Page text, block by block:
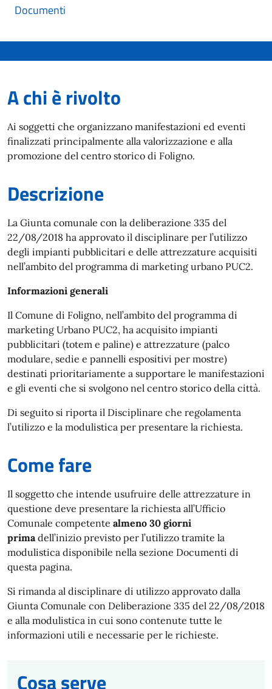
Documenti
A chi è rivolto
Ai soggetti che organizzano manifestazioni ed eventi
finalizzati principalmente alla valorizzazione e alla
promozione del centro storico di Foligno.
Descrizione
La Giunta comunale con la deliberazione 335 del
22/08/2018 ha approvato il disciplinare per l’utilizzo
degli impianti pubblicitari e delle attrezzature acquisiti
nell’ambito del programma di marketing urbano PUC2.
Informazioni generali
Il Comune di Foligno, nell’ambito del programma di
marketing Urbano PUC2, ha acquisito impianti
pubblicitari (totem e paline) e attrezzature (palco
modulare, sedie e pannelli espositivi per mostre)
destinati prioritariamente a supportare le manifestazioni
e gli eventi che si svolgono nel centro storico della città.
Di seguito si riporta il Disciplinare che regolamenta
l’utilizzo e la modulistica per presentare la richiesta.
Come fare
Il soggetto che intende usufruire delle attrezzature in
questione deve presentare la richiesta all’Ufficio
Comunale competente almeno 30 giorni
primadell’inizio previsto per l’utilizzo tramite la
modulistica disponibile nella sezione Documenti di
questa pagina.
Si rimanda al disciplinare di utilizzo approvato dalla
Giunta Comunale con Deliberazione 335 del 22/08/2018
e alla modulistica in cui sono contenute tutte le
informazioni utili e necessarie per le richieste.
Cosa serve